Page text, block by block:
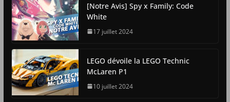
[Notre Avis] Spy x Family: Code
White
17 juillet 2024
LEGO dévoile la LEGO Technic
McLaren P1
10 juillet 2024